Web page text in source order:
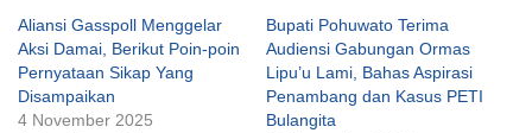
Aliansi Gasspoll Menggelar
Aksi Damai, Berikut Poin-poin
Pernyataan Sikap Yang
Disampaikan
4 November 2025
Bupati Pohuwato Terima
Audiensi Gabungan Ormas
Lipu’u Lami, Bahas Aspirasi
Penambang dan Kasus PETI
Bulangita